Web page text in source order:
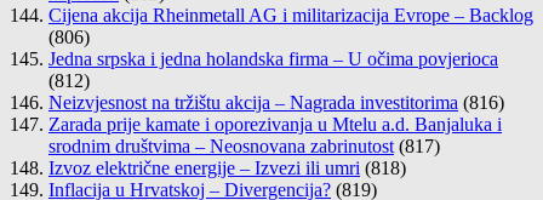
Cijena akcija Rheinmetall AG i militarizacija Evrope – Backlog
(806)
Jedna srpska i jedna holandska firma – U očima povjerioca
(812)
Neizvjesnost na tržištu akcija – Nagrada investitorima (816)
Zarada prije kamate i oporezivanja u Mtelu a.d. Banjaluka i
srodnim društvima – Neosnovana zabrinutost (817)
Izvoz električne energije – Izvezi ili umri (818)
Inflacija u Hrvatskoj – Divergencija? (819)